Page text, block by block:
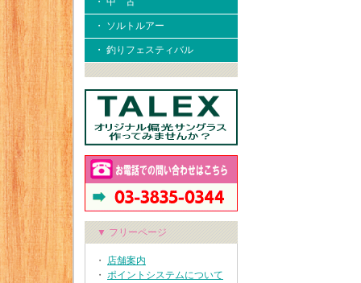
・ ソルトルアー
・ 釣りフェスティバル
▼ フリーページ
・ 店舗案内
・ ポイントシステムについて